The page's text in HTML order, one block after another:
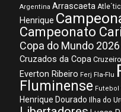
Argentina Arrascaeta
Henrique
Campeonato
Copa do Mundo 2026
Cruzados da Copa Cruzeiro
Everton Ribeiro Ferj Fla-Flu
Fluminense Futebol
Henrique Dourado Ilha do